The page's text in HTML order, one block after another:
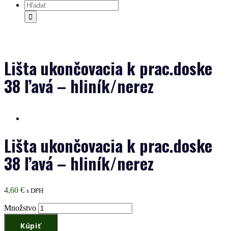
Lišta ukončovacia k prac.doske
38 ľavá – hliník/nerez
Lišta ukončovacia k prac.doske
38 ľavá – hliník/nerez
4,60 € s DPH
Množstvo
Kúpiť